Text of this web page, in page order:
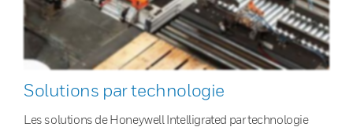
Solutions par technologie
Les solutions de Honeywell Intelligrated par technologie